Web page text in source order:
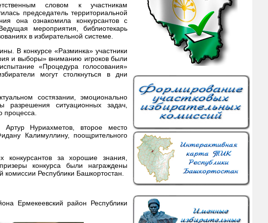
словом к участникам
председатель территориальной
она ознакомила конкурсантов с
мероприятия, библиотекарь
в избирательной системе.
В конкурсе «Разминка» участники
и выборы» вниманию игроков были
«Процедура голосования»
могут столкнуться в дни
состязании, эмоционально
разрешения ситуационных задач,
процесса.
Артур Нуриахметов, второе место
Калимуллину, поощрительного
конкурсантов за хорошие знания,
конкурса были награждены
Республики Башкортостан.
Ермекеевский район Республики